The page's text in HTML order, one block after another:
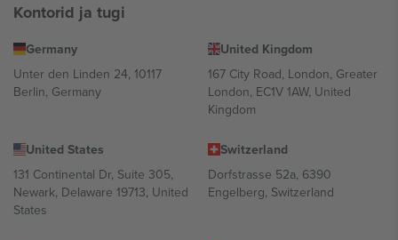
Kontorid ja tugi
Germany
Unter den Linden 24, 10117
Berlin, Germany
United Kingdom
167 City Road, London, Greater
London, EC1V 1AW, United
Kingdom
United States
131 Continental Dr, Suite 305,
Newark, Delaware 19713, United
States
Switzerland
Dorfstrasse 52a, 6390
Engelberg, Switzerland